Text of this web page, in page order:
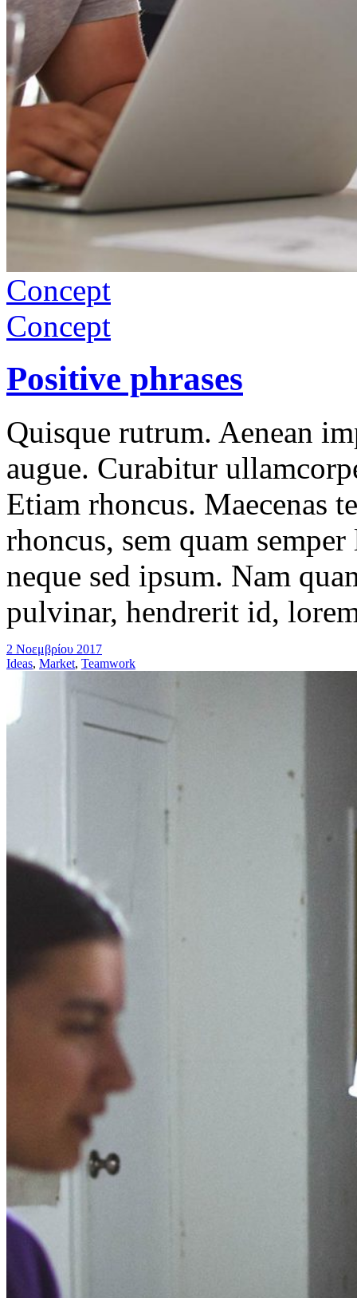
Concept
Concept
Positive phrases
Quisque rutrum. Aenean
augue. Curabitur
Etiam rhoncus. Maecenas
rhoncus, sem quam
neque sed ipsum. Nam
pulvinar, hendrerit id,
2 Νοεμβρίου 2017
Ideas, Market, Teamwork